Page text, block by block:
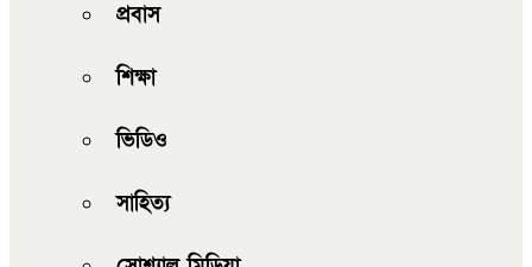
প্রবাস
শিক্ষা
ভিডিও
সাহিত্য